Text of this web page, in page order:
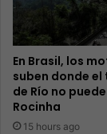
En Brasil, los
suben donde
de Río no
Rocinha
15 hours ago